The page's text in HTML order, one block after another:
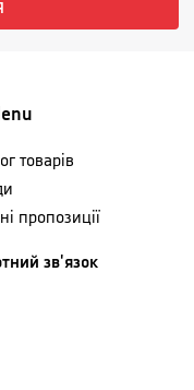
товарів
пропозиції
зв'язок